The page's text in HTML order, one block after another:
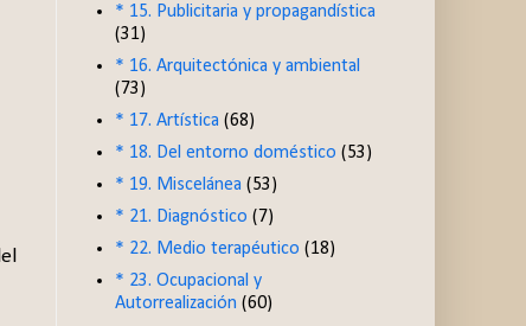
* 15. Publicitaria y propagandística
(31)
* 16. Arquitectónica y ambiental
(73)
* 17. Artística (68)
* 18. Del entorno doméstico (53)
* 19. Miscelánea (53)
* 21. Diagnóstico (7)
* 22. Medio terapéutico (18)
* 23. Ocupacional y
Autorrealización (60)